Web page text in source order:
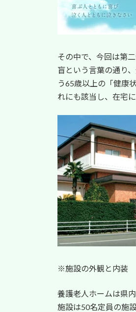
その中で、今回は第
盲という言葉の通り
う65歳以上の「健康
れにも該当し、在宅
※施設の外観と内装
養護老人ホームは県
施設は50名定員の施